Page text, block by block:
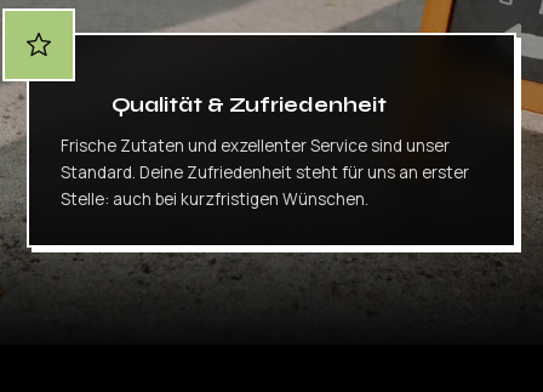
Qualität & Zufriedenheit
Frische Zutaten und exzellenter Service sind unser
Standard. Deine Zufriedenheit steht für uns an erster
Stelle: auch bei kurzfristigen Wünschen.